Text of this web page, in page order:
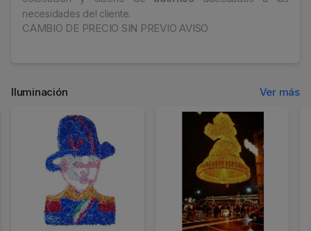
necesidades del cliente.
CAMBIO DE PRECIO SIN PREVIO AVISO
Iluminación Ver más